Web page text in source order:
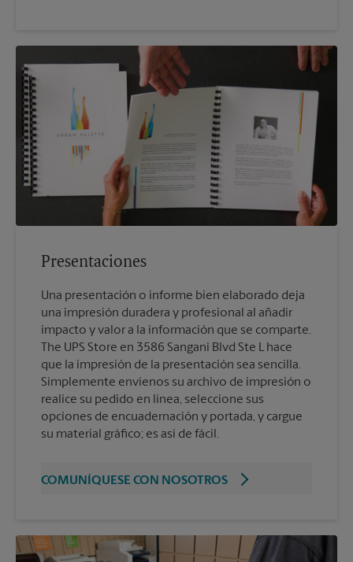
Presentaciones
Una presentación o informe bien elaborado deja
una impresión duradera y profesional al añadir
impacto y valor a la información que se comparte.
The UPS Store en 3586 Sangani Blvd Ste L hace
que la impresión de la presentación sea sencilla.
Simplemente envíenos su archivo de impresión o
realice su pedido en línea, seleccione sus
opciones de encuadernación y portada, y cargue
su material gráfico; es así de fácil.
COMUNÍQUESE CON NOSOTROS